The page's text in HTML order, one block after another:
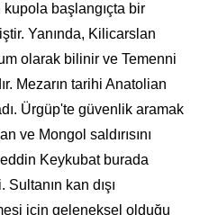
başlangıçta bir
Yanında, Kilicarslan
olarak bilinir ve Temenni
Mezarın tarihi Anatolian
Ürgüp'te güvenlik aramak
ve Mongol saldırısını
Keykubat burada
kan dışı
için geleneksel olduğu